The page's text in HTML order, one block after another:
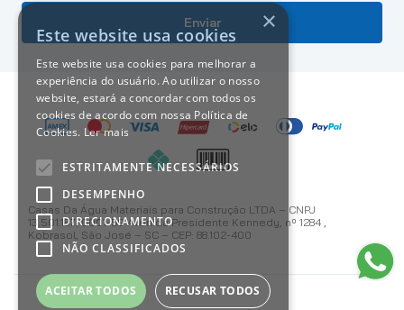
Enviar
Casas Da Água Materiais para Construção LTDA – CNPJ
13.501.187/0001-59 Avenida Presidente Kennedy, nº 1284 ,
Kobrasol, São José – SC – CEP: 88.102-400
×
Este website usa cookies
Este website usa cookies para melhorar a
experiência do usuário. Ao utilizar o nosso
website, estará a concordar com todos os
cookies de acordo com nossa Política de
Cookies. Ler mais
ESTRITAMENTE NECESSÁRIOS
DESEMPENHO
DIRECIONAMENTO
NÃO CLASSIFICADOS
ACEITAR TODOS RECUSAR TODOS